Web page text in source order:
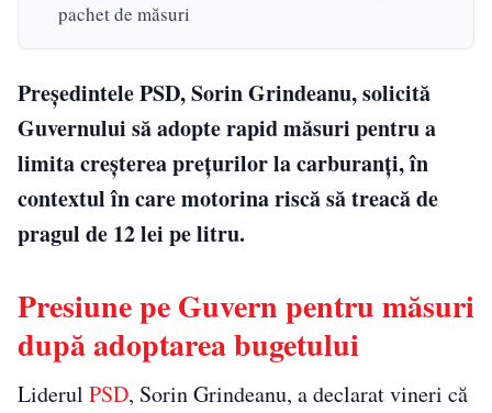
pachet de măsuri
Președintele PSD, Sorin Grindeanu, solicită
Guvernului să adopte rapid măsuri pentru a
limita creșterea prețurilor la carburanți, în
contextul în care motorina riscă să treacă de
pragul de 12 lei pe litru.
Presiune pe Guvern pentru măsuri
după adoptarea bugetului
Liderul PSD, Sorin Grindeanu, a declarat vineri că